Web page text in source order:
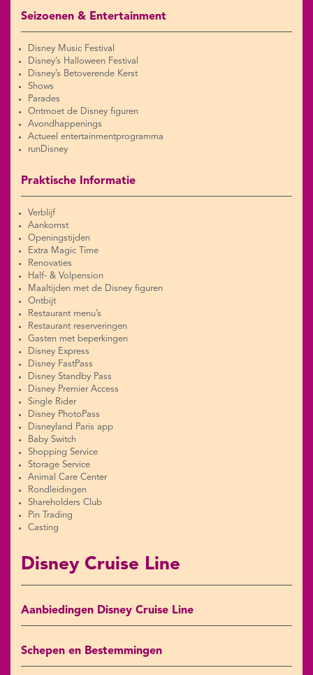
Seizoenen & Entertainment
Disney Music Festival
Disney’s Halloween Festival
Disney’s Betoverende Kerst
Shows
Parades
Ontmoet de Disney figuren
Avondhappenings
Actueel entertainmentprogramma
runDisney
Praktische Informatie
Verblijf
Aankomst
Openingstijden
Extra Magic Time
Renovaties
Half- & Volpension
Maaltijden met de Disney figuren
Ontbijt
Restaurant menu’s
Restaurant reserveringen
Gasten met beperkingen
Disney Express
Disney FastPass
Disney Standby Pass
Disney Premier Access
Single Rider
Disney PhotoPass
Disneyland Paris app
Baby Switch
Shopping Service
Storage Service
Animal Care Center
Rondleidingen
Shareholders Club
Pin Trading
Casting
Disney Cruise Line
Aanbiedingen Disney Cruise Line
Schepen en Bestemmingen